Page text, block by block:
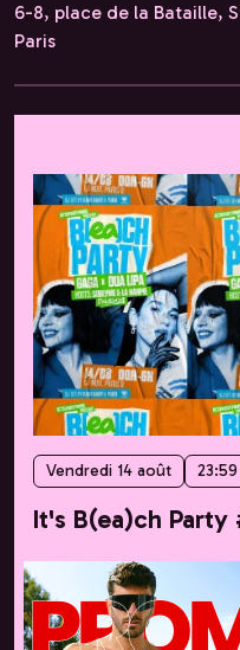
6-8, place de la Bataille,
Paris
Vendredi 14 août 23:59
It's B(ea)ch Party